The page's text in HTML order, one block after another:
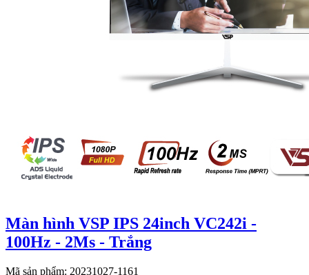
Màn hình VSP IPS 24inch VC242i -
100Hz - 2Ms - Trắng
Mã sản phẩm: 20231027-1161